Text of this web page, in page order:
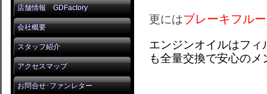
店舗情報 GDFactory
会社概要
スタッフ紹介
アクセスマップ
お問合せ･ファンレター
更にはブレーキフル
エンジンオイルはフ
も全量交換で安心の